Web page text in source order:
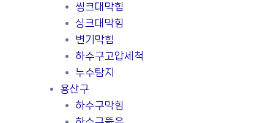
씽크대막힘
싱크대막힘
변기막힘
하수구고압세척
누수탐지
용산구
하수구막힘